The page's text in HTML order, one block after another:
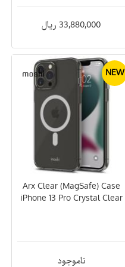
33,880,000 ریال
NEW
Arx Clear (MagSafe) Case
iPhone 13 Pro Crystal Clear
ناموجود